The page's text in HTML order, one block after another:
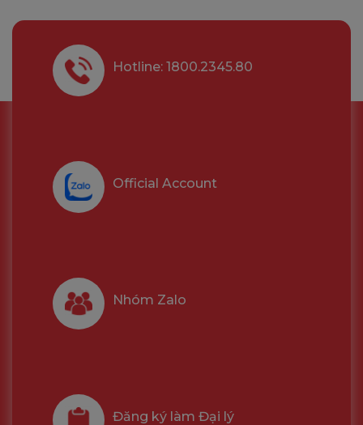
Hotline: 1800.2345.80
Official Account
Nhóm Zalo
Đăng ký làm Đại lý